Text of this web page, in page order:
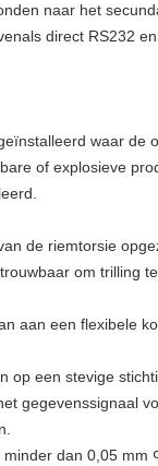
naar het
direct RS232
waar
of explosieve
de riemtorsie
om trilling
aan een flexibele
op een stevige
gegevenssignaal
dan 0,05 mm